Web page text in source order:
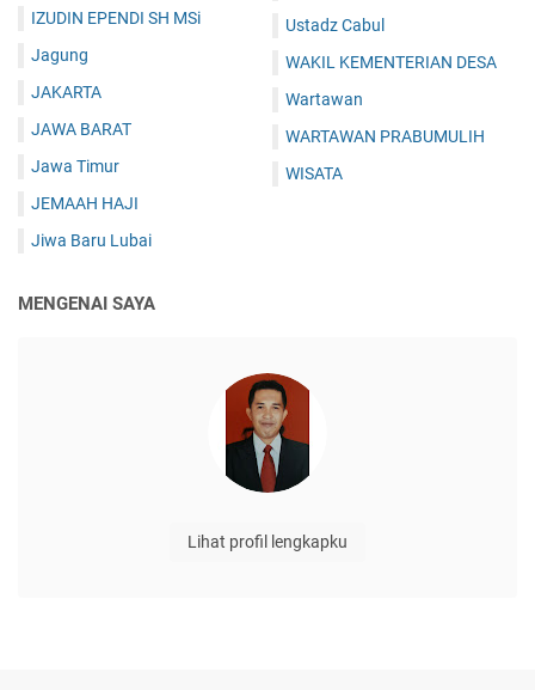
IZUDIN EPENDI SH MSi
Jagung
JAKARTA
JAWA BARAT
Jawa Timur
JEMAAH HAJI
Jiwa Baru Lubai
Ustadz Cabul
WAKIL KEMENTERIAN DESA
Wartawan
WARTAWAN PRABUMULIH
WISATA
MENGENAI SAYA
Lihat profil lengkapku